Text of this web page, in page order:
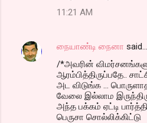
11:21 AM
நையாண்டி நைனா said…
/*அவரின்
ஆரம்பித்திருப்பதே..
அட விடுங்க ...
வேலை இல்லாம
அந்த பக்கம் ஏட்டி
பெருசா சொல்லிக்கிட்டு